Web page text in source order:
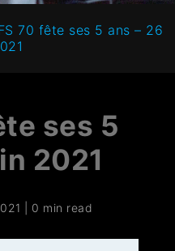
70 fête ses 5 ans – 26
ses 5
2021
0 min read